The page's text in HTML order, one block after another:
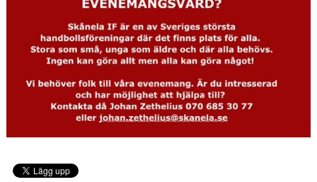
LÄNKAR
KORTPLANSSPELEN